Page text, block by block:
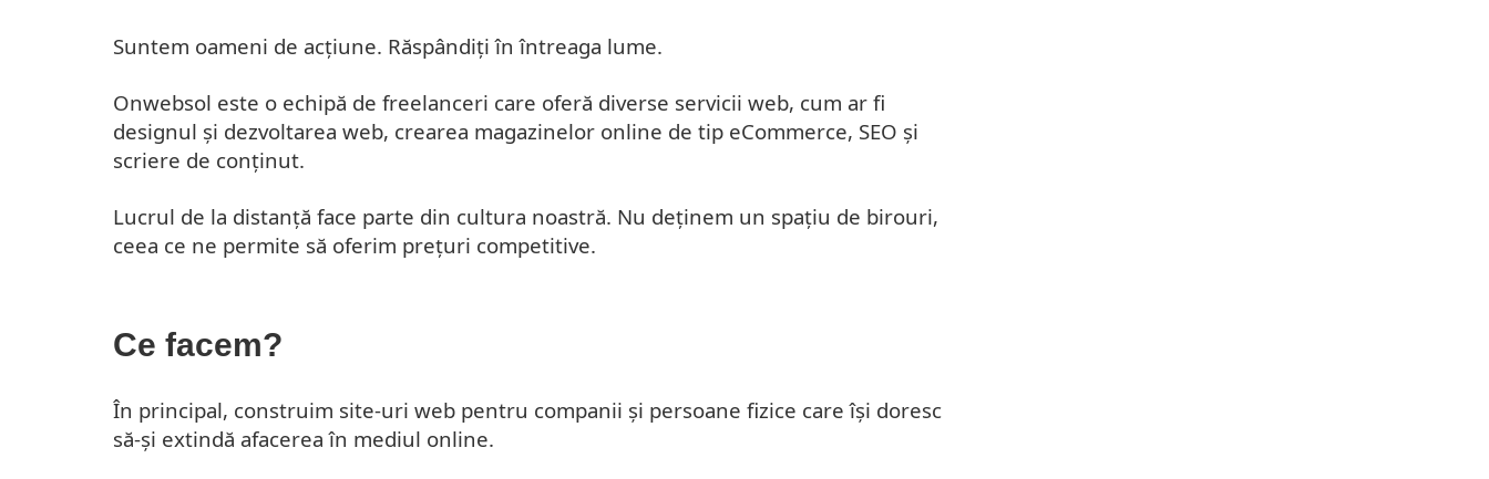
Suntem oameni de acțiune. Răspândiți în întreaga lume.
Onwebsol este o echipă de freelanceri care oferă diverse servicii web, cum ar fi
designul și dezvoltarea web, crearea magazinelor online de tip eCommerce, SEO și
scriere de conținut.
Lucrul de la distanță face parte din cultura noastră. Nu deținem un spațiu de birouri,
ceea ce ne permite să oferim prețuri competitive.
Ce facem?
În principal, construim site-uri web pentru companii și persoane fizice care își doresc
să-și extindă afacerea în mediul online.